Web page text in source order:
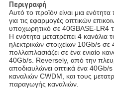
Περιγραφή
Αυτό το προϊόν είναι μια
για τις εφαρμογές οπτικών
υποχωρητικό σε 40GBASE-
Η ενότητα μετατρέπει 4
ηλεκτρικών στοιχείων 10Gb/s
πολλαπλασιάζει σε ένα ενιαίο
40Gb/s. Reversely, από την
αποδιαυλώνει οπτικά ένα 40Gb/
καναλιών CWDM, και τους
παραγωγής καναλιών.